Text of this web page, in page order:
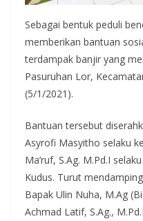
Sebagai bentuk peduli
memberikan bantuan
terdampak banjir yang
Pasuruhan Lor,
(5/1/2021).
Bantuan tersebut
Asyrofi Masyitho selaku
Ma’ruf, S.Ag. M.Pd.I
Kudus. Turut
Bapak Ulin Nuha, M.Ag
Achmad Latif, S.Ag.,